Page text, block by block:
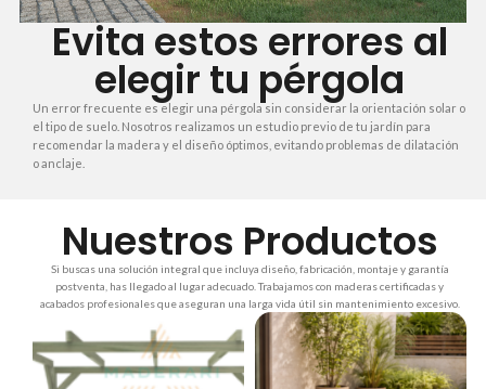
Evita estos errores al
elegir tu pérgola
Un error frecuente es elegir una pérgola sin considerar la orientación solar o
el tipo de suelo. Nosotros realizamos un estudio previo de tu jardín para
recomendar la madera y el diseño óptimos, evitando problemas de dilatación
o anclaje.
Nuestros Productos
Si buscas una solución integral que incluya diseño, fabricación, montaje y garantía
postventa, has llegado al lugar adecuado. Trabajamos con maderas certificadas y
acabados profesionales que aseguran una larga vida útil sin mantenimiento excesivo.